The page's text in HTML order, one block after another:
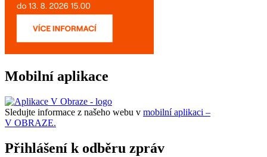
Mobilní aplikace
Sledujte informace z našeho webu v mobilní aplikaci –
V OBRAZE.
Přihlášení k odběru zpráv